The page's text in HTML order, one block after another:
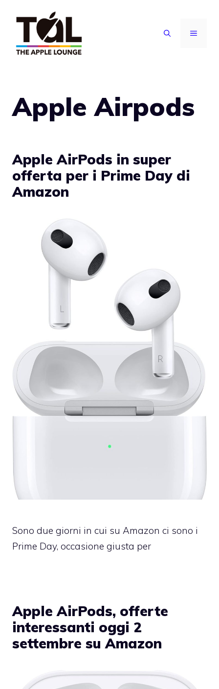
contenuto
MENU
Apple Airpods
Apple AirPods in super
offerta per i Prime Day di
Amazon
Sono due giorni in cui su Amazon ci sono i
Prime Day, occasione giusta per
Apple AirPods, offerte
interessanti oggi 2
settembre su Amazon